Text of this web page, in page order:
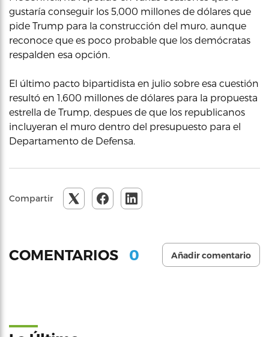
gustaría conseguir los 5,000 millones de dólares que
pide Trump para la construcción del muro, aunque
reconoce que es poco probable que los demócratas
respalden esa opción.
El último pacto bipartidista en julio sobre esa cuestión
resultó en 1,600 millones de dólares para la propuesta
estrella de Trump, despues de que los republicanos
incluyeran el muro dentro del presupuesto para el
Departamento de Defensa.
Compartir
COMENTARIOS 0 Añadir comentario